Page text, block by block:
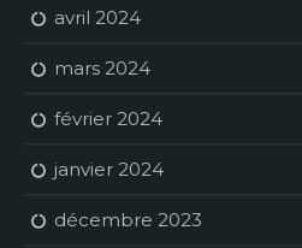
avril 2024
mars 2024
février 2024
janvier 2024
décembre 2023